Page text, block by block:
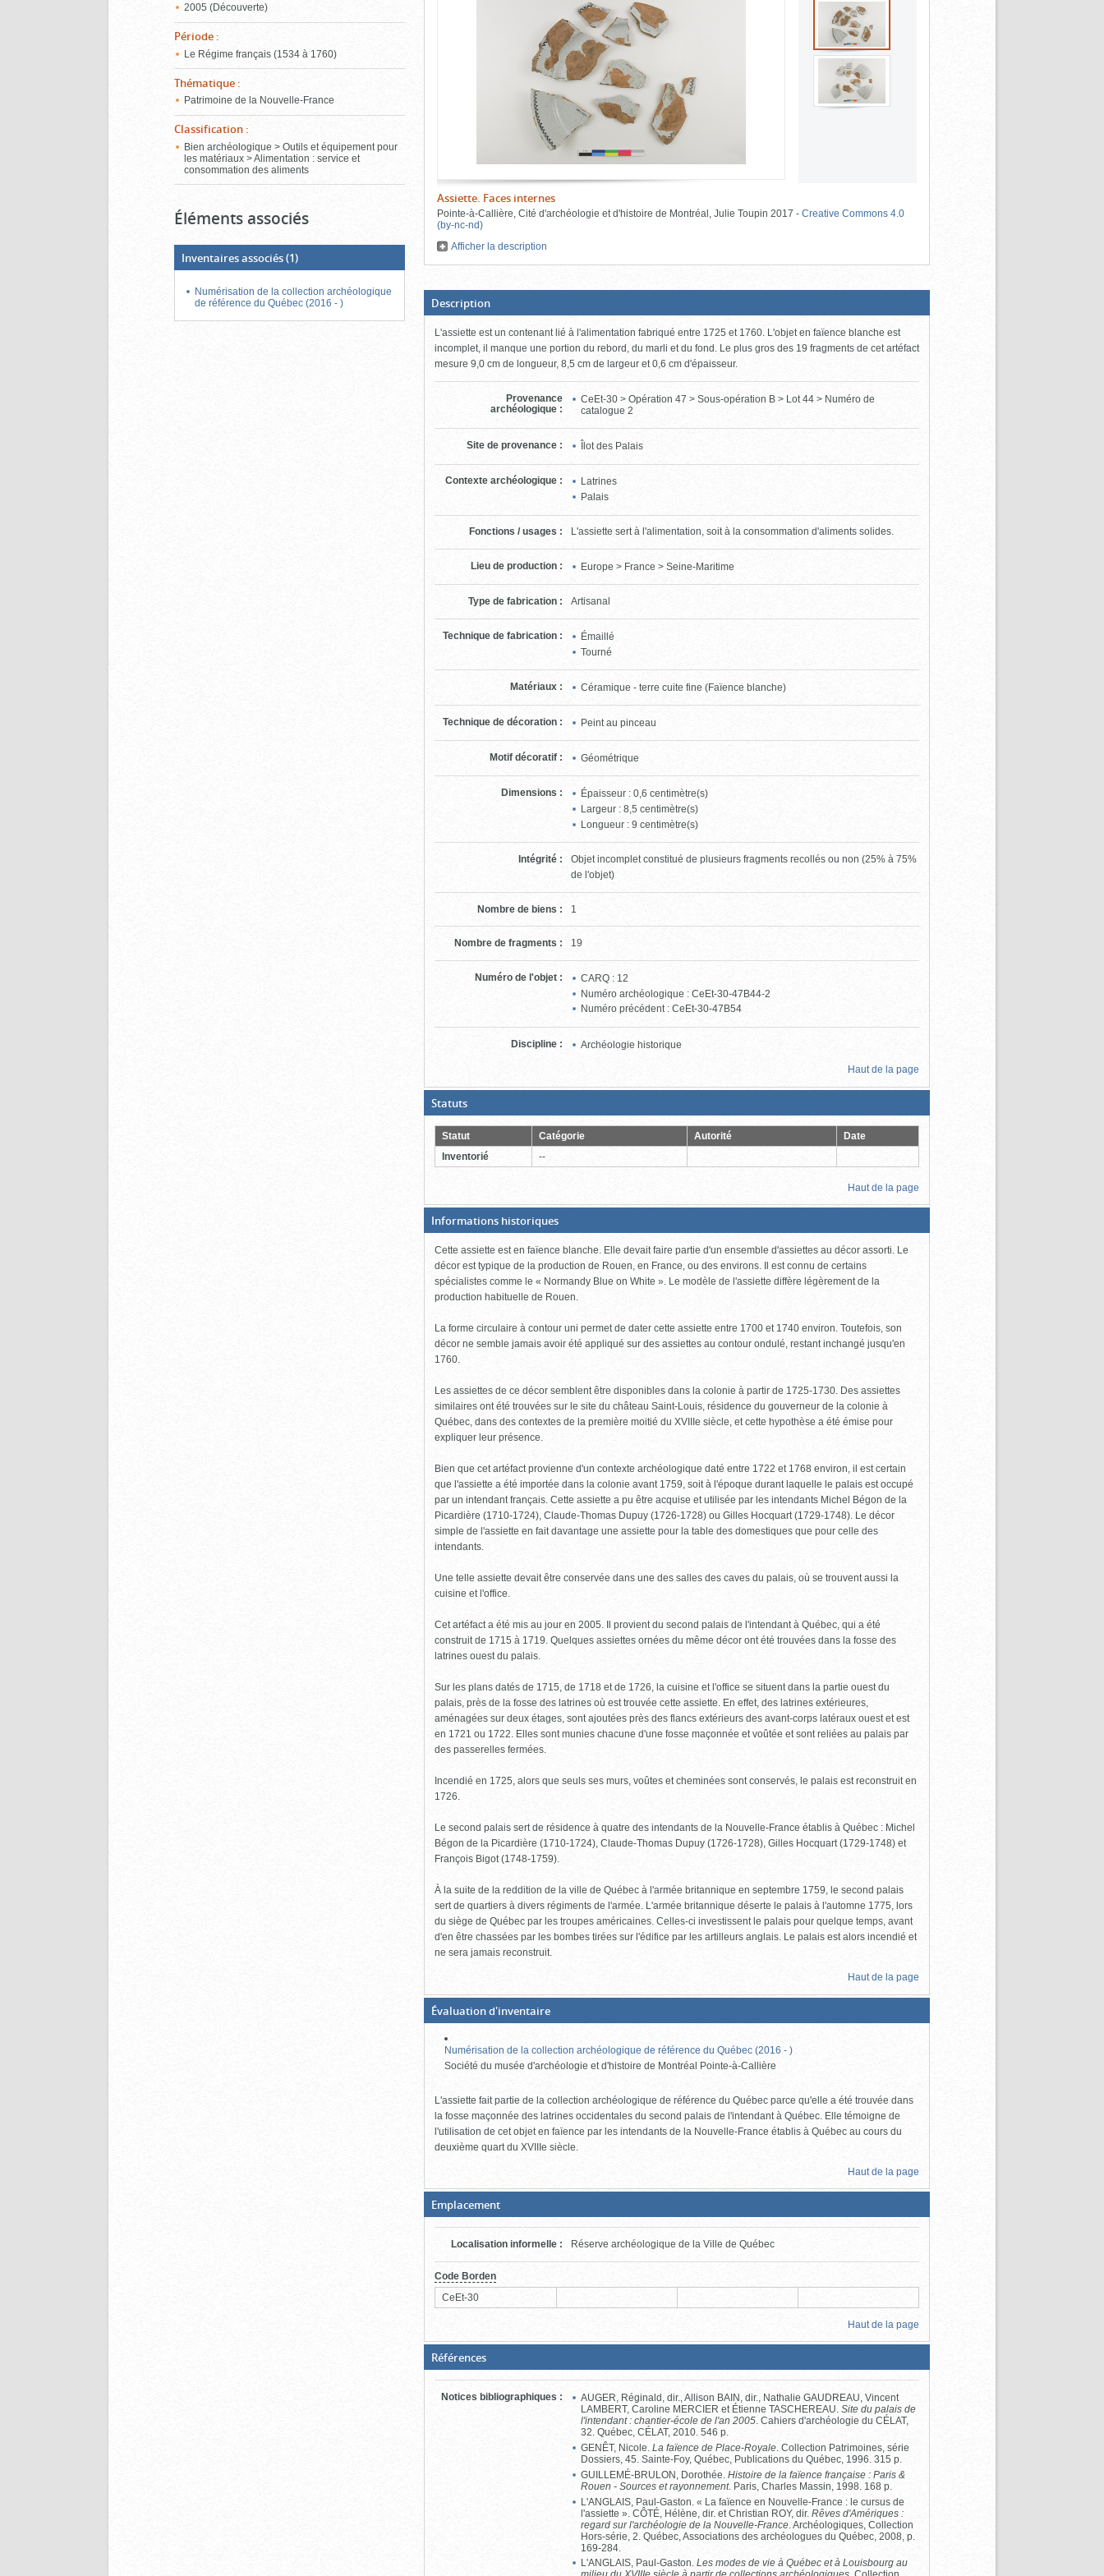
2005 (Découverte)
Période :
Le Régime français (1534 à 1760)
Thématique :
Patrimoine de la Nouvelle-France
Classification :
Bien archéologique > Outils et équipement pour
les matériaux > Alimentation : service et
consommation des aliments
Éléments associés
Inventaires associés(1)
Numérisation de la collection archéologique
de référence du Québec (2016 - )
Assiette. Faces internes
Pointe-à-Callière, Cité d'archéologie et d'histoire de Montréal Julie Toupin 2017 - Creative Commons 4.0
(by-nc-nd)
Afficher la description
bloc
d'onglets
Description(Boite
ouverte,
cliquer
pour
fermer)
L'assiette est un contenant lié à l'alimentation fabriqué entre 1725 et 1760. L'objet en faïence blanche est
incomplet, il manque une portion du rebord, du marli et du fond. Le plus gros des 19 fragments de cet artéfact
mesure 9,0 cm de longueur, 8,5 cm de largeur et 0,6 cm d'épaisseur.
Provenance
archéologique :
CeEt-30 > Opération 47 > Sous-opération B > Lot 44 > Numéro de
catalogue 2
Site de provenance : Îlot des Palais
Contexte archéologique :
Latrines
Palais
Fonctions / usages : L'assiette sert à l'alimentation, soit à la consommation d'aliments solides.
Lieu de production : Europe > France > Seine-Maritime
Type de fabrication : Artisanal
Technique de fabrication :
Émaillé
Tourné
Matériaux : Céramique - terre cuite fine (Faïence blanche)
Technique de décoration : Peint au pinceau
Motif décoratif : Géométrique
Dimensions :
Épaisseur : 0,6 centimètre(s)
Largeur : 8,5 centimètre(s)
Longueur : 9 centimètre(s)
Intégrité :
Objet incomplet constitué de plusieurs fragments recollés ou non (25% à 75%
de l'objet)
Nombre de biens : 1
Nombre de fragments : 19
Numéro de l'objet :
CARQ : 12
Numéro archéologique : CeEt-30-47B44-2
Numéro précédent : CeEt-30-47B54
Discipline : Archéologie historique
Haut de la page
Statuts(Boite
ouverte,
cliquer
pour
fermer)
Statut Catégorie Autorité
Date
Inventorié
--
Haut de la page
Informations historiques(Boite
fermée,
cliquer
pour
ouvrir)
Cette assiette est en faïence blanche. Elle devait faire partie d'un ensemble d'assiettes au décor assorti. Le
décor est typique de la production de Rouen, en France, ou des environs. Il est connu de certains
spécialistes comme le « Normandy Blue on White ». Le modèle de l'assiette diffère légèrement de la
production habituelle de Rouen.
La forme circulaire à contour uni permet de dater cette assiette entre 1700 et 1740 environ. Toutefois, son
décor ne semble jamais avoir été appliqué sur des assiettes au contour ondulé, restant inchangé jusqu'en
1760.
Les assiettes de ce décor semblent être disponibles dans la colonie à partir de 1725-1730. Des assiettes
similaires ont été trouvées sur le site du château Saint-Louis, résidence du gouverneur de la colonie à
Québec, dans des contextes de la première moitié du XVIIIe siècle, et cette hypothèse a été émise pour
expliquer leur présence.
Bien que cet artéfact provienne d'un contexte archéologique daté entre 1722 et 1768 environ, il est certain
que l'assiette a été importée dans la colonie avant 1759, soit à l'époque durant laquelle le palais est occupé
par un intendant français. Cette assiette a pu être acquise et utilisée par les intendants Michel Bégon de la
Picardière (1710-1724), Claude-Thomas Dupuy (1726-1728) ou Gilles Hocquart (1729-1748). Le décor
simple de l'assiette en fait davantage une assiette pour la table des domestiques que pour celle des
intendants.
Une telle assiette devait être conservée dans une des salles des caves du palais, où se trouvent aussi la
cuisine et l'office.
Cet artéfact a été mis au jour en 2005. Il provient du second palais de l'intendant à Québec, qui a été
construit de 1715 à 1719. Quelques assiettes ornées du même décor ont été trouvées dans la fosse des
latrines ouest du palais.
Sur les plans datés de 1715, de 1718 et de 1726, la cuisine et l'office se situent dans la partie ouest du
palais, près de la fosse des latrines où est trouvée cette assiette. En effet, des latrines extérieures,
aménagées sur deux étages, sont ajoutées près des flancs extérieurs des avant-corps latéraux ouest et est
en 1721 ou 1722. Elles sont munies chacune d'une fosse maçonnée et voûtée et sont reliées au palais par
des passerelles fermées.
Incendié en 1725, alors que seuls ses murs, voûtes et cheminées sont conservés, le palais est reconstruit en
1726.
Le second palais sert de résidence à quatre des intendants de la Nouvelle-France établis à Québec : Michel
Bégon de la Picardière (1710-1724), Claude-Thomas Dupuy (1726-1728), Gilles Hocquart (1729-1748) et
François Bigot (1748-1759).
À la suite de la reddition de la ville de Québec à l'armée britannique en septembre 1759, le second palais
sert de quartiers à divers régiments de l'armée. L'armée britannique déserte le palais à l'automne 1775, lors
du siège de Québec par les troupes américaines. Celles-ci investissent le palais pour quelque temps, avant
d'en être chassées par les bombes tirées sur l'édifice par les artilleurs anglais. Le palais est alors incendié et
ne sera jamais reconstruit.
Haut de la page
Évaluation d'inventaire(Boite
fermée,
pour
ouvrir)
Numérisation de la collection archéologique de référence du Québec (2016 - )
Société du musée d'archéologie et d'histoire de Montréal Pointe-à-Callière
L'assiette fait partie de la collection archéologique de référence du Québec parce qu'elle a été trouvée dans
la fosse maçonnée des latrines occidentales du second palais de l'intendant à Québec. Elle témoigne de
l'utilisation de cet objet en faïence par les intendants de la Nouvelle-France établis à Québec au cours du
deuxième quart du XVIIIe siècle.
Haut de la page
Emplacement(Boite
fermée,
cliquer
pour
ouvrir)
Localisation informelle : Réserve archéologique de la Ville de Québec
Code Borden
CeEt-30
Haut de la page
Références(Boite
fermée,
cliquer
pour
ouvrir)
Notices bibliographiques :
AUGER, Réginald, dir., Allison BAIN, dir., Nathalie GAUDREAU, Vincent
LAMBERT, Caroline MERCIER et Étienne TASCHEREAU.Site du palais de
l'intendant : chantier-école de l'an 2005. Cahiers d'archéologie du CÉLAT,
32. Québec, CÉLAT, 2010. 546 p.
GENÊT, Nicole.La faïence de Place-Royale. Collection Patrimoines, série
Dossiers, 45. Sainte-Foy, Québec, Publications du Québec, 1996. 315 p.
GUILLEMÉ-BRULON, Dorothée.Histoire de la faïence française : Paris &
Rouen - Sources et rayonnement. Paris, Charles Massin, 1998. 168 p.
L'ANGLAIS, Paul-Gaston. « La faïence en Nouvelle-France : le cursus de
l'assiette ». CÔTÉ, Hélène, dir. et Christian ROY, dir.Rêves d'Amériques :
regard sur l'archéologie de la Nouvelle-France . Archéologiques, Collection
Hors-série, 2. Québec, Associations des archéologues du Québec, 2008, p.
169-284.
L'ANGLAIS, Paul-Gaston.Les modes de vie à Québec et à Louisbourg au